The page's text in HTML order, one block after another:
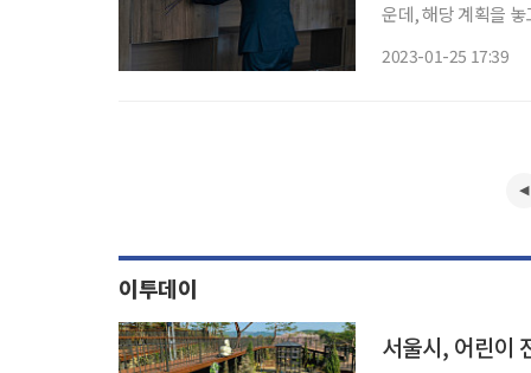
운데, 해당 계획을 놓고 관계자들의
2023-01-25 17:39
이투데이